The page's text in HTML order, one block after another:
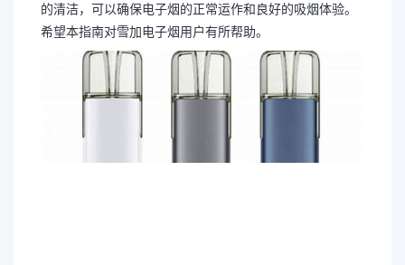
的清洁，可以确保电子烟的正常运作和良好的吸烟体验。
希望本指南对雪加电子烟用户有所帮助。